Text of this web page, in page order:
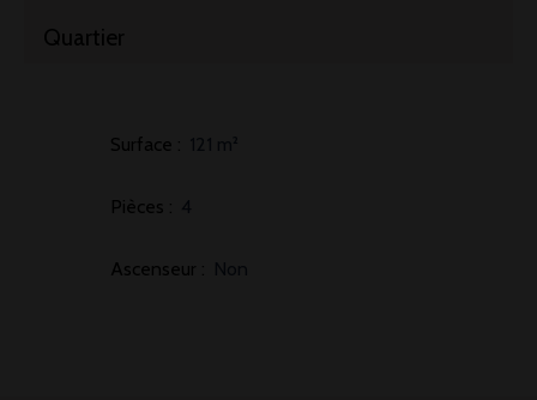
Quartier
Surface :
Pièces :
Ascenseur :